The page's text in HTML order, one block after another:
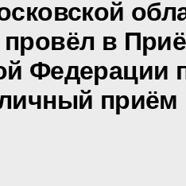
в
Федерации
приём